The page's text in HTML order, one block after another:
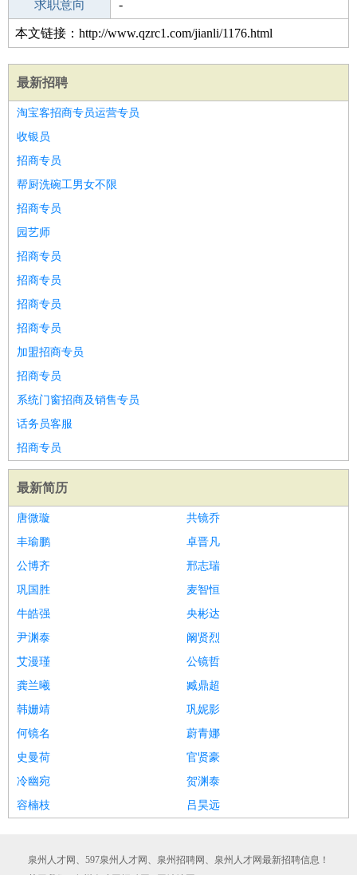
外语水平
求职意向 -
本文链接：http://www.qzrc1.com/jianli/1176.html
最新招聘
淘宝客招商专员运营专员
收银员
招商专员
帮厨洗碗工男女不限
招商专员
园艺师
招商专员
招商专员
招商专员
招商专员
加盟招商专员
招商专员
系统门窗招商及销售专员
话务员客服
招商专员
最新简历
唐微璇
共镜乔
丰瑜鹏
卓晋凡
公博齐
邢志瑞
巩国胜
麦智恒
牛皓强
央彬达
尹渊泰
阚贤烈
艾漫瑾
公镜哲
龚兰曦
臧鼎超
韩姗靖
巩妮影
何镜名
蔚青娜
史曼荷
官贤豪
冷幽宛
贺渊泰
容楠枝
吕昊远
泉州人才网、597泉州人才网、泉州招聘网、泉州人才网最新招聘信息！